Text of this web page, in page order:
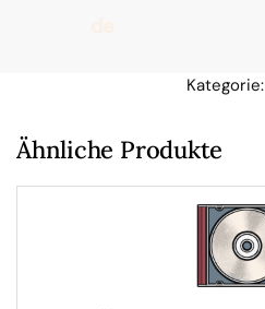
W
Kategorie:
Ähnliche Produkte